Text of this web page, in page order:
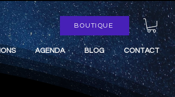
BOUTIQUE
AGENDA BLOG CONTACT